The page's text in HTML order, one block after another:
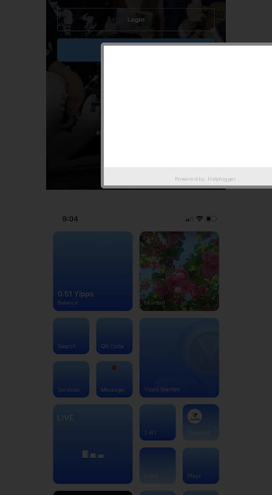
Powered by Helplogger